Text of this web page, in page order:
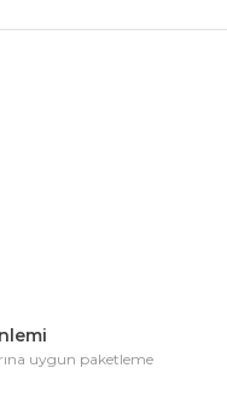
uygun paketleme